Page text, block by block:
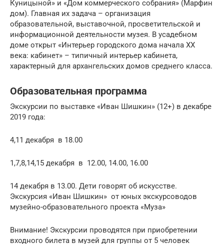
Куницыной» и «Дом коммерческого собрания» (Марфин
дом). Главная их задача – организация
образовательной, выставочной, просветительской и
информационной деятельности музея. В усадебном
доме открыт «Интерьер городского дома начала ХХ
века: кабинет» – типичный интерьер кабинета,
характерный для архангельских домов среднего класса.
Образовательная программа
Экскурсии по выставке «Иван Шишкин» (12+) в декабре
2019 года:
4,11 декабря в 18.00
1,7,8,14,15 декабря в 12.00, 14.00, 16.00
14 декабря в 13.00. Дети говорят об искусстве.
Экскурсия «Иван Шишкин» от юных экскурсоводов
музейно-образовательного проекта «Муза»
Внимание! Экскурсии проводятся при приобретении
входного билета в музей для группы от 5 человек